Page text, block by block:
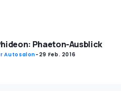
Phaeton-Ausblick
Autosalon- 29 Feb. 2016